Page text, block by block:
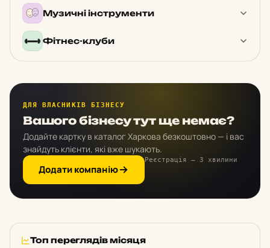
Музичні інструменти
Фітнес-клуби
ДЛЯ ВЛАСНИКІВ БІЗНЕСУ
Вашого бізнесу тут ще немає?
Додайте картку в каталог Харкова безкоштовно — і вас
знайдуть клієнти, які вже шукають.
Додати компанію
Реєстрація — 3 хвилини
Топ переглядів місяця